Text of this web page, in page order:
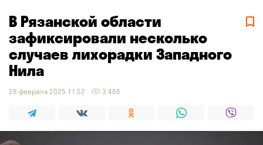
В Рязанской области
зафиксировали несколько
случаев лихорадки Западного
Нила
28 февраля 2025 11:52 3 466